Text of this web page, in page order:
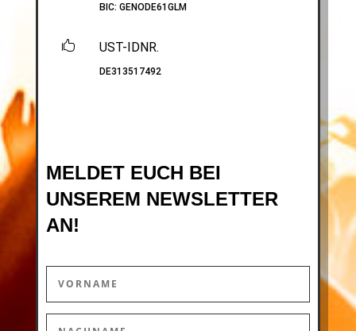
BIC: GENODE61GLM
 UST-IDNR.
DE313517492
MELDET EUCH BEI
UNSEREM NEWSLETTER
AN!